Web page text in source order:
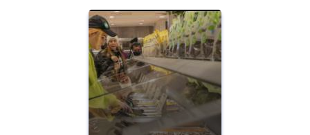
https://gradewatches.to/